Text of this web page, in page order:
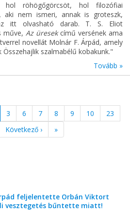
röhögőgörcsöt, hol filozófiai
aki nem ismeri, annak is groteszk,
itt olvasható darab. T. S. Eliot
műve, Az üresekcímű versének ama
novellát Molnár F. Árpád, amely
Összehajlik szalmabélű kobakunk."
Tovább »
3 6 7 8 9 10
23
Következő › »
feljelentette Orbán Viktort
vesztegetés bűntette miatt!